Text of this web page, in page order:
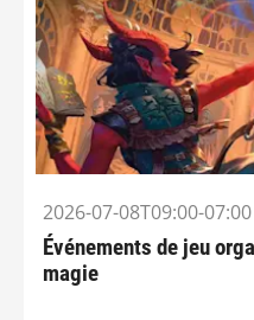
2026-07-08T09:00-07:00
Événements de jeu
magie